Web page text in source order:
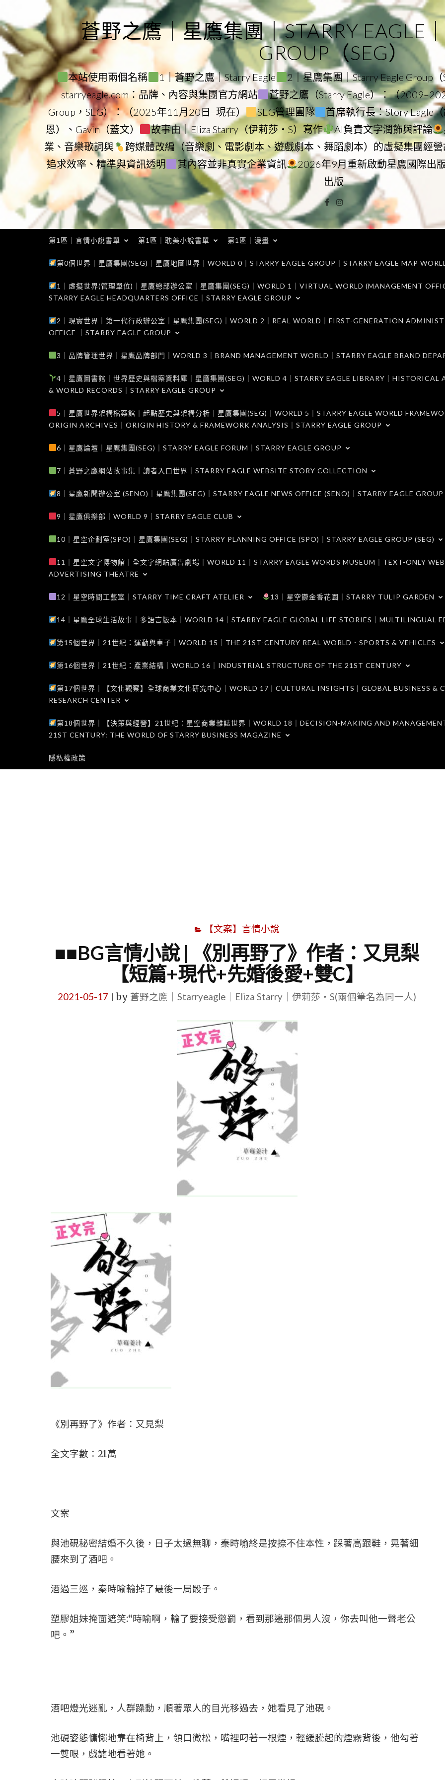
to
content
蒼野之鷹｜星鷹集團｜STARRY EAGLE
GROUP（SEG）
本站使用兩個名稱 1｜蒼野之鷹｜Starry Eagle
2｜星鷹集團｜Starry Eagle Group（
starryeagle.com：品牌、內容與集團官方網站
蒼野之鷹（Starry Eagle）：（
Group，SEG）：（2025年11月20日–現在）
SEG管理團隊
首席執行長：Story Eagle
恩）、Gavin（蓋文）
故事由｜Eliza Starry（伊莉莎・S）寫作 AI負責文字潤飾與評論
業、音樂歌詞與
跨媒體改編（音樂劇、電影劇本、遊戲劇本、舞蹈劇本）的虛擬集團經
追求效率、精準與資訊透明
其內容並非真實企業資訊
2026年9月重新啟動星鷹國際出
出版
Facebook
Instagram
第1區｜言情小說書單 第1區｜耽美小說書單 第1區｜漫畫
第0個世界｜星鷹集團(SEG)｜星鷹地圖世界｜WORLD 0｜STARRY EAGLE GROUP｜STARRY EAGLE MAP
1｜虛擬世界(管理單位)｜星鷹總部辦公室｜星鷹集團(SEG)｜WORLD 1｜VIRTUAL WORLD (MANAGEMENT
STARRY EAGLE HEADQUARTERS OFFICE｜STARRY EAGLE GROUP
2｜現實世界｜第一代行政辦公室｜星鷹集團(SEG)｜WORLD 2｜REAL WORLD｜FIRST-GENERATION
OFFICE ｜STARRY EAGLE GROUP
3｜品牌管理世界｜星鷹品牌部門｜WORLD 3｜BRAND MANAGEMENT WORLD｜STARRY EAGLE BRAND
4｜星鷹圖書館｜世界歷史與檔案資料庫｜星鷹集團(SEG)｜WORLD 4｜STARRY EAGLE LIBRARY｜HISTORICAL
& WORLD RECORDS｜STARRY EAGLE GROUP
5｜星鷹世界架構檔案館｜起點歷史與架構分析｜星鷹集團(SEG)｜WORLD 5｜STARRY EAGLE WORLD
ORIGIN ARCHIVES｜ORIGIN HISTORY & FRAMEWORK ANALYSIS｜STARRY EAGLE GROUP
6｜星鷹論壇｜星鷹集團(SEG)｜STARRY EAGLE FORUM｜STARRY EAGLE GROUP
7｜蒼野之鷹網站故事集｜讀者入口世界｜STARRY EAGLE WEBSITE STORY COLLECTION
8｜星鷹新聞辦公室 (SENO)｜星鷹集團(SEG)｜STARRY EAGLE NEWS OFFICE (SENO)｜STARRY EAGLE GROUP
9｜星鷹俱樂部｜WORLD 9｜STARRY EAGLE CLUB
10｜星空企劃室(SPO)｜星鷹集團(SEG)｜STARRY PLANNING OFFICE (SPO)｜STARRY EAGLE GROUP (SEG)
11｜星空文字博物館｜全文字網站廣告劇場｜WORLD 11｜STARRY EAGLE WORDS MUSEUM｜TEXT-ONLY
ADVERTISING THEATRE
12｜星空時間工藝室｜STARRY TIME CRAFT ATELIER 13｜星空鬱金香花園｜STARRY TULIP GARDEN
14｜星鷹全球生活故事｜多語言版本｜WORLD 14｜STARRY EAGLE GLOBAL LIFE STORIES｜MULTILINGUAL
第15個世界｜21世紀：運動與車子｜WORLD 15｜THE 21ST-CENTURY REAL WORLD．SPORTS & VEHICLES
第16個世界｜21世紀：產業結構｜WORLD 16｜INDUSTRIAL STRUCTURE OF THE 21ST CENTURY
第17個世界｜【文化觀察】全球商業文化研究中心｜WORLD 17 | CULTURAL INSIGHTS | GLOBAL BUSINESS &
RESEARCH CENTER
第18個世界｜【決策與經營】21世紀：星空商業雜誌世界｜WORLD 18｜DECISION-MAKING AND
21ST CENTURY: THE WORLD OF STARRY BUSINESS MAGAZINE
隱私權政策
【文案】言情小說
■■BG言情小說 | 《別再野了》作者：又見梨
【短篇+現代+先婚後愛+雙C】
2021-05-17 by 蒼野之鷹｜Starryeagle｜Eliza Starry｜伊莉莎・S(兩個筆名為同一人)
《別再野了》作者：又見梨
全文字數：21萬
文案
與池硯秘密結婚不久後，日子太過無聊，秦時喻終是按捺不住本性，踩著高跟鞋，晃著細
腰來到了酒吧。
酒過三巡，秦時喻輸掉了最後一局骰子。
塑膠姐妹掩面遮笑:“時喻啊，輸了要接受懲罰，看到那邊那個男人沒，你去叫他一聲老公
吧。”
酒吧燈光迷亂，人群躁動，順著眾人的目光移過去，她看見了池硯。
池硯姿態慵懶地靠在椅背上，領口微松，嘴裡叼著一根煙，輕緩騰起的煙霧背後，他勾著
一雙眼，戲謔地看著她。